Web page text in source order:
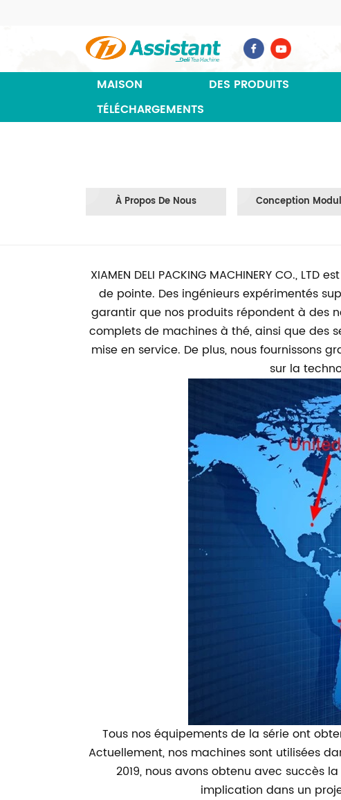
MAISON DES PRODUITS
TÉLÉCHARGEMENTS
À Propos De Nous Conception
XIAMEN DELI PACKING MACHINERY CO.,
de pointe. Des ingénieurs expérimentés
garantir que nos produits répondent à des
complets de machines à thé, ainsi que des
mise en service. De plus, nous fournissons
sur la
Tous nos équipements de la série ont
Actuellement, nos machines sont utilisées
2019, nous avons obtenu avec succès
implication dans un